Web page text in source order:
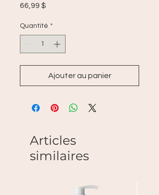
66,99 $
Quantité *
Ajouter au panier
Articles
similaires